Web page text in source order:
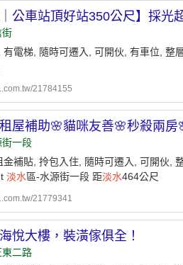
公車站頂好站350公尺】採光
街
有電梯, 隨時可遷入, 可開伙, 有車位, 整
21784155
屋補助🌸貓咪友善🌸秒殺兩房
一段
金補貼, 拎包入住, 隨時可遷入, 可開伙,
淡水區-水源街一段 距淡水464公尺
21779341
悅大樓，裝潢傢俱全！
二路